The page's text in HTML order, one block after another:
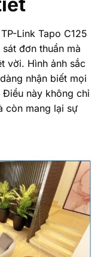
Link Tapo C125
đơn thuần mà
vời. Hình ảnh sắc
nhận biết mọi
này không chỉ
còn mang lại sự